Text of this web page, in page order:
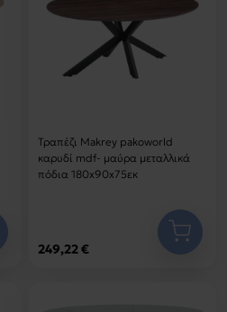
Τραπέζι Makrey pakoworld
καρυδί mdf- μαύρα μεταλλικά
πόδια 180x90x75εκ
249,22 €